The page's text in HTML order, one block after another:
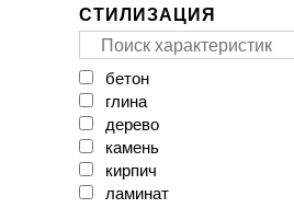
CERAMICHE BRENNERO
CasaInfinita
Ceramica Santa Claus
Ceramika Color
Ceramika Gres
Ceramika Konskie
Cerpa
Cerrad
Cersanit
СТИЛИЗАЦИЯ
бетон
глина
дерево
камень
кирпич
ламинат